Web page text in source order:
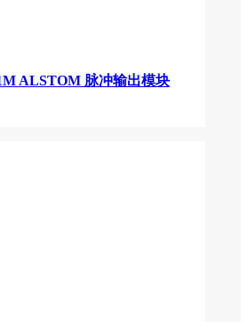
ALSTOM 脉冲输出模块